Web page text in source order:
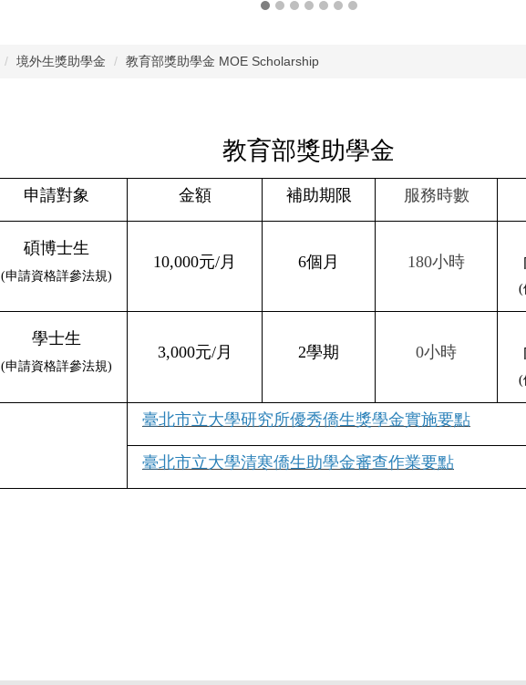
境外生獎助學金 教育部獎助學金 MOE Scholarship
教育部獎助學金
申請對象 金額 補助期限 服務時數
碩博士生
(申請資格詳參法規)
10,000元/月 6個月 180小時
(
學士生
(申請資格詳參法規)
3,000元/月 2學期 0小時
(
臺北市立大學研究所優秀僑生獎學金實施要點
臺北市立大學清寒僑生助學金審查作業要點